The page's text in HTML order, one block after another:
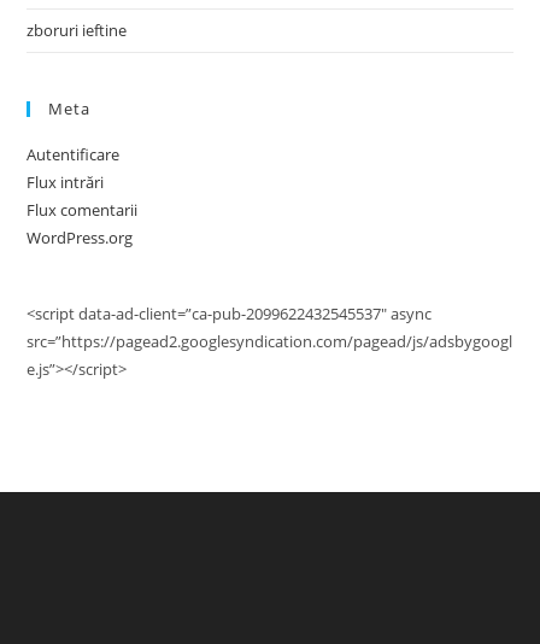
zboruri ieftine
Meta
Autentificare
Flux intrări
Flux comentarii
WordPress.org
<script data-ad-client=”ca-pub-2099622432545537″ async
src=”https://pagead2.googlesyndication.com/pagead/js/adsbygoogl
e.js”></script>